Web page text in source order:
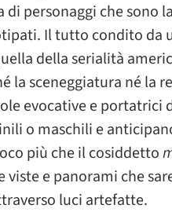
personaggi che sono
Il tutto condito da
della serialità
la sceneggiatura né la
evocative e portatrici
o maschili e
più che il cosiddetto
viste e panorami che
luci artefatte.